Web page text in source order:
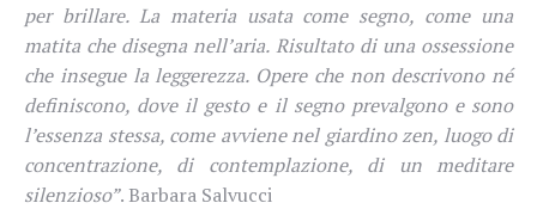
per brillare. La materia usata come segno, come una
matita che disegna nell’aria. Risultato di una ossessione
che insegue la leggerezza. Opere che non descrivono né
definiscono, dove il gesto e il segno prevalgono e sono
l’essenza stessa, come avviene nel giardino zen, luogo di
concentrazione, di contemplazione, di un meditare
silenzioso”. Barbara Salvucci